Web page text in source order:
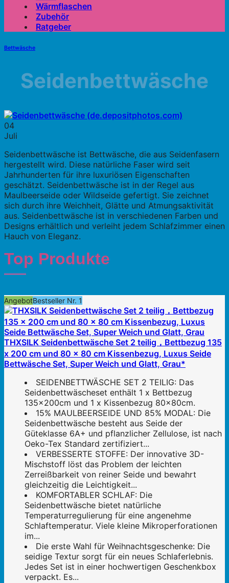
Wärmflaschen
Zubehör
Ratgeber
Bettwäsche
Seidenbettwäsche
04
Juli
Seidenbettwäsche ist Bettwäsche, die aus Seidenfasern
hergestellt wird. Diese natürliche Faser wird seit
Jahrhunderten für ihre luxuriösen Eigenschaften
geschätzt. Seidenbettwäsche ist in der Regel aus
Maulbeerseide oder Wildseide gefertigt. Sie zeichnet
sich durch ihre Weichheit, Glätte und Atmungsaktivität
aus. Seidenbettwäsche ist in verschiedenen Farben und
Designs erhältlich und verleiht jedem Schlafzimmer einen
Hauch von Eleganz.
Top Produkte
AngebotBestseller Nr. 1
THXSILK Seidenbettwäsche Set 2 teilig，Bettbezug 135
x 200 cm und 80 x 80 cm Kissenbezug, Luxus Seide
Bettwäsche Set, Super Weich und Glatt, Grau*
SEIDENBETTWÄSCHE SET 2 TEILIG: Das
Seidenbettwäscheset enthält 1 x Bettbezug
135x200cm und 1 x Kissenbezug 80x80cm.
15% MAULBEERSEIDE UND 85% MODAL: Die
Seidenbettwäsche besteht aus Seide der
Güteklasse 6A+ und pflanzlicher Zellulose, ist nach
Oeko-Tex Standard zertifiziert...
VERBESSERTE STOFFE: Der innovative 3D-
Mischstoff löst das Problem der leichten
Zerreißbarkeit von reiner Seide und bewahrt
gleichzeitig die Leichtigkeit...
KOMFORTABLER SCHLAF: Die
Seidenbettwäsche bietet natürliche
Temperaturregulierung für eine angenehme
Schlaftemperatur. Viele kleine Mikroperforationen
im...
Die erste Wahl für Weihnachtsgeschenke: Die
seidige Textur sorgt für ein neues Schlaferlebnis.
Jedes Set ist in einer hochwertigen Geschenkbox
verpackt. Es...